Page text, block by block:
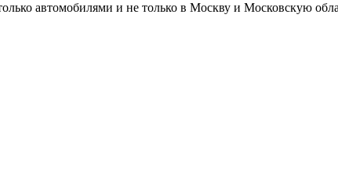
автомобилями и не только в Москву и Московскую